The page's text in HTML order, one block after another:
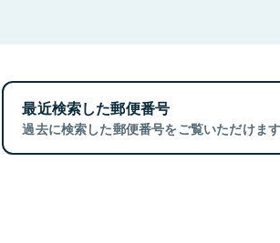
最近検索した郵便番号
過去に検索した郵便番号をご覧いただけます